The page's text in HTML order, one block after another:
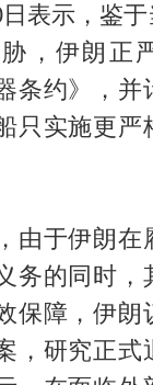
表示，鉴
，伊朗正
条约》，
只实施更严
由于伊朗在
务的同时，
保障，伊朗
，研究正式